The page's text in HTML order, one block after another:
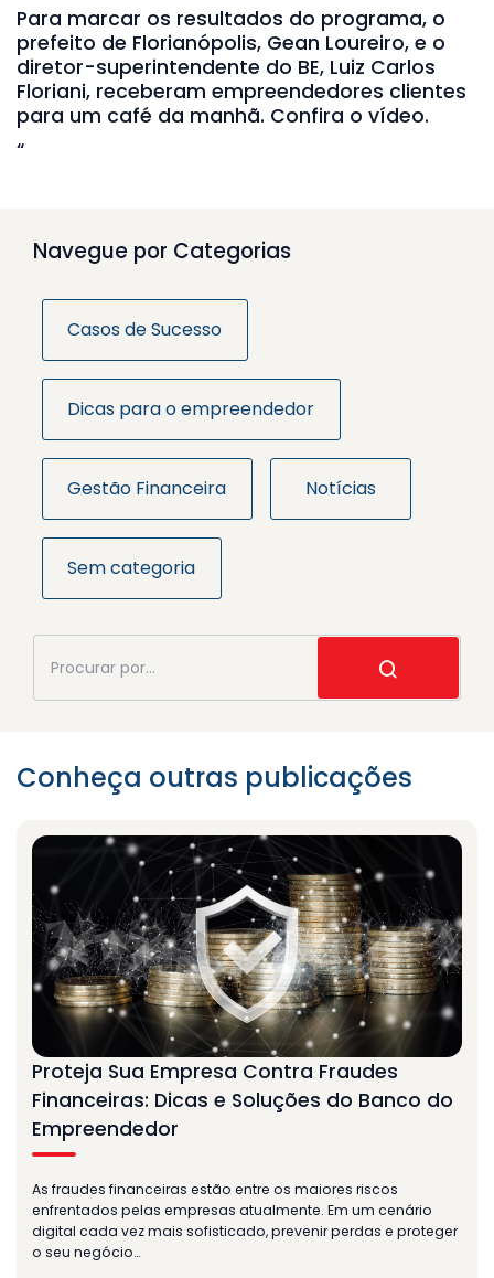
Para marcar os resultados do programa, o
prefeito de Florianópolis, Gean Loureiro, e o
diretor-superintendente do BE, Luiz Carlos
Floriani, receberam empreendedores clientes
para um café da manhã. Confira o vídeo.
“
Navegue por Categorias
Casos de Sucesso
Dicas para o empreendedor
Gestão Financeira Notícias
Sem categoria
Conheça outras publicações
Proteja Sua Empresa Contra Fraudes
Financeiras: Dicas e Soluções do Banco do
Empreendedor
As fraudes financeiras estão entre os maiores riscos
enfrentados pelas empresas atualmente. Em um cenário
digital cada vez mais sofisticado, prevenir perdas e proteger
o seu negócio…